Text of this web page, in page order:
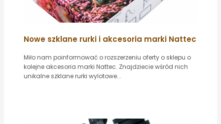
Nowe szklane rurki i akcesoria marki Nattec
Miło nam poinformować o rozszerzeniu oferty o sklepu o
kolejne akcesoria marki Nattec. Znajdziecie wśród nich
unikalne szklane rurki wylotowe...